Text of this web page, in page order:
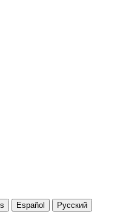
Español
Русский